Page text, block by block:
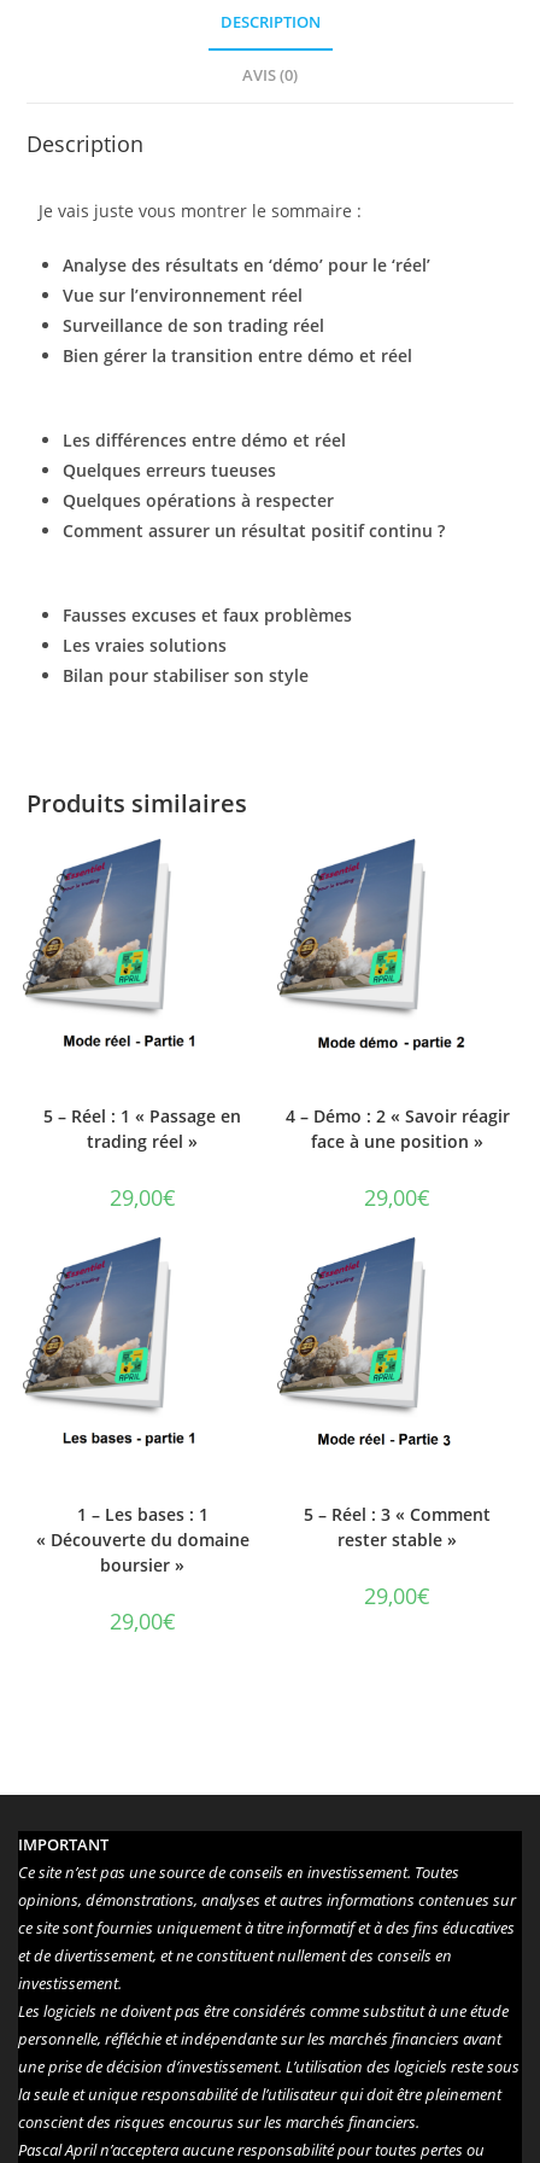
DESCRIPTION
AVIS (0)
Description
Je vais juste vous montrer le sommaire :
Analyse des résultats en ‘démo’ pour le ‘réel’
Vue sur l’environnement réel
Surveillance de son trading réel
Bien gérer la transition entre démo et réel
Les différences entre démo et réel
Quelques erreurs tueuses
Quelques opérations à respecter
Comment assurer un résultat positif continu ?
Fausses excuses et faux problèmes
Les vraies solutions
Bilan pour stabiliser son style
Produits similaires
5 – Réel : 1 « Passage en
trading réel »
29,00€
4 – Démo : 2 « Savoir réagir
face à une position »
29,00€
1 – Les bases : 1
« Découverte du domaine
boursier »
29,00€
5 – Réel : 3 « Comment
rester stable »
29,00€
IMPORTANT
Ce site n’est pas une source de conseils en investissement. Toutes
opinions, démonstrations, analyses et autres informations contenues sur
ce site sont fournies uniquement à titre informatif et à des fins éducatives
et de divertissement, et ne constituent nullement des conseils en
investissement.
Les logiciels ne doivent pas être considérés comme substitut à une étude
personnelle, réfléchie et indépendante sur les marchés financiers avant
une prise de décision d’investissement. L’utilisation des logiciels reste sous
la seule et unique responsabilité de l’utilisateur qui doit être pleinement
conscient des risques encourus sur les marchés financiers.
Pascal April n’acceptera aucune responsabilité pour toutes pertes ou